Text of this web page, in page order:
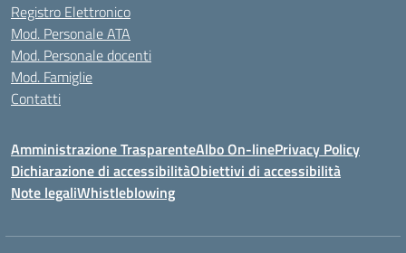
Registro Elettronico
Mod. Personale ATA
Mod. Personale docenti
Mod. Famiglie
Contatti
Amministrazione TrasparenteAlbo On-linePrivacy Policy
Dichiarazione di accessibilitàObiettivi di accessibilità
Note legaliWhistleblowing